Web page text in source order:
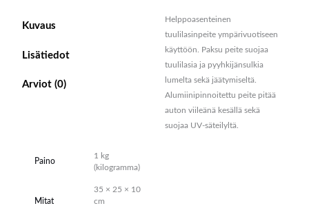
Kuvaus
Lisätiedot
Arviot (0)
Helppoasenteinen
tuulilasinpeite ympärivuotiseen
käyttöön. Paksu peite suojaa
tuulilasia ja pyyhkijänsulkia
lumelta sekä jäätymiseltä.
Alumiinipinnoitettu peite pitää
auton viileänä kesällä sekä
suojaa UV-säteilyltä.
Paino
1 kg
(kilogramma)
Mitat
35 × 25 × 10
cm